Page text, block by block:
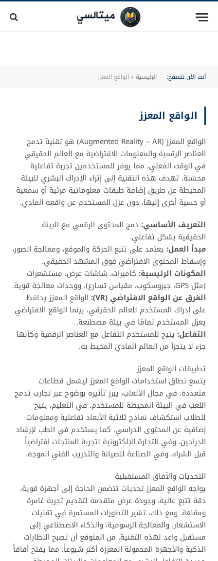
أنت الآن تتصفح: الرئيسية»الواقع المعزز
الواقع المعزز
الواقع المعزز (Augmented Reality – AR) هو تقنية تدمج
العناصر الرقمية والمعلومات الافتراضية مع العالم الحقيقي
في الوقت الفعلي، مما يوفر للمستخدمين تجربة تفاعلية
محسّنة. تهدف هذه التقنية إلى إثراء الإدراك البشري للبيئة
المحيطة عن طريق إضافة طبقات معلوماتية مرئية أو سمعية
أو حسية أخرى إليها، دون عزل المستخدم عن واقعه المادي.
التعريف الأساسي: دمج المحتوى الرقمي مع البيئة
الحقيقية بشكل تفاعلي.
مبدأ العمل: يعتمد على تتبع الحركة والموقع، ومعالجة الصور،
وإسقاط المحتوى الافتراضي فوق المشهد الحقيقي.
المكونات الرئيسية: كاميرات، شاشات عرض، مستشعرات
(مثل GPS، جيروسكوب، مقياس تسارع)، ووحدات معالجة قوية.
الفرق عن الواقع الافتراضي (VR):
الواقع المعزز يحافظ
على إدراك المستخدم للعالم الحقيقي، بينما الواقع الافتراضي
يعزل المستخدم تمامًا في بيئة مصطنعة.
التفاعل: يتيح للمستخدم التفاعل مع العناصر الرقمية وكأنها
جزء لا يتجزأ من العالم المادي المحيط به.
تطبيقات الواقع المعزز
يتسع نطاق استخدامات الواقع المعزز ليشمل قطاعات
متعددة. في مجال الألعاب، يبرز تأثيره بوضوح عبر تجارب تدمج
اللعب في البيئة المحيطة للمستخدم. في التعليم، يتيح
للطلاب استكشاف نماذج ثلاثية الأبعاد تفاعلية ومعلومات
إضافية عن المحتوى الدراسي. كما يستخدم في الطب لإرشاد
الجراحين، وفي التجارة الإلكترونية لتجربة المنتجات افتراضياً
قبل الشراء، وفي الصناعة للصيانة والتدريب الفني الموجه.
التحديات والآفاق المستقبلية
يواجه الواقع المعزز تحديات تتضمن الحاجة إلى أجهزة قوية،
دقة تتبع عالية، وجودة عرض متقدمة لتقديم تجربة غامرة
ومقنعة. ومع ذلك، تشير التطورات المستمرة في تقنيات
الاستشعار، والمعالجة الرسومية، والذكاء الاصطناعي إلى
مستقبل واعد لهذه التقنية. من المتوقع أن تصبح النظارات
الذكية والأجهزة المحمولة المعززة أكثر شيوعاً، مما يفتح آفاقاً